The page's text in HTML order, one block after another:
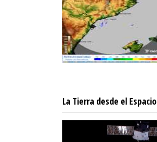
La Tierra desde el Espacio